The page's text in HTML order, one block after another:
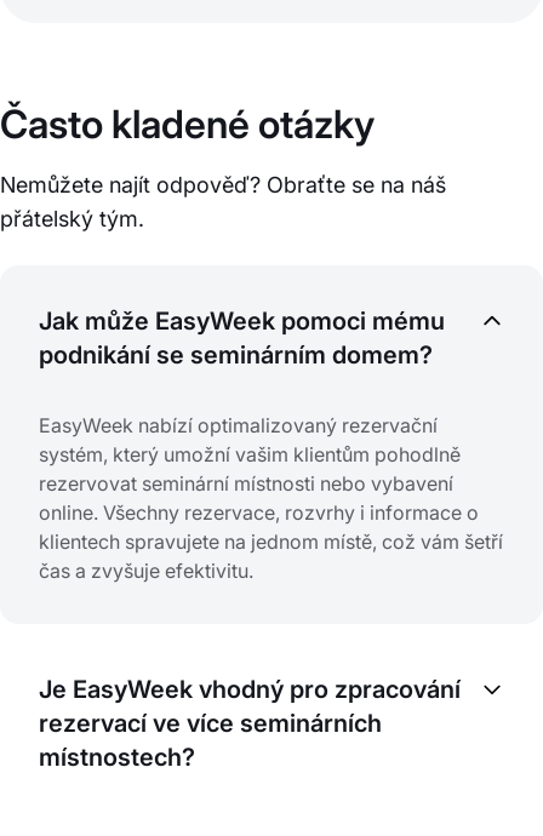
Často kladené otázky
Nemůžete najít odpověď? Obraťte se na náš
přátelský tým.
Jak může EasyWeek pomoci mému
podnikání se seminárním domem?
EasyWeek nabízí optimalizovaný rezervační
systém, který umožní vašim klientům pohodlně
rezervovat seminární místnosti nebo vybavení
online. Všechny rezervace, rozvrhy i informace o
klientech spravujete na jednom místě, což vám šetří
čas a zvyšuje efektivitu.
Je EasyWeek vhodný pro zpracování
rezervací ve více seminárních
místnostech?